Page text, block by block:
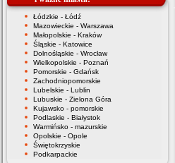
Łódzkie - Łódź
Mazowieckie - Warszawa
Małopolskie - Kraków
Śląskie - Katowice
Dolnośląskie - Wrocław
Wielkopolskie - Poznań
Pomorskie - Gdańsk
Zachodniopomorskie
Lubelskie - Lublin
Lubuskie - Zielona Góra
Kujawsko - pomorskie
Podlaskie - Białystok
Warmińsko - mazurskie
Opolskie - Opole
Świętokrzyskie
Podkarpackie